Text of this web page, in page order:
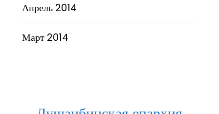
Апрель 2014
Март 2014